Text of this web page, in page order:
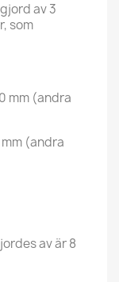
av 3
som
mm (andra
(andra
av är 8